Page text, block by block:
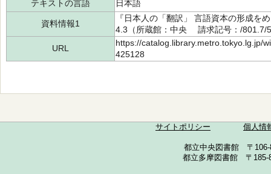
テキストの言語
日本語
資料情報1
『日本人の「翻訳」 言語資本の形成
4.3（所蔵館：中央 請求記号：/
URL
https://catalog.library.metro.tokyo.lg.jp/
425128
サイトポリシー 個人情
都立中央図書館 〒
都立多摩図書館 〒185-